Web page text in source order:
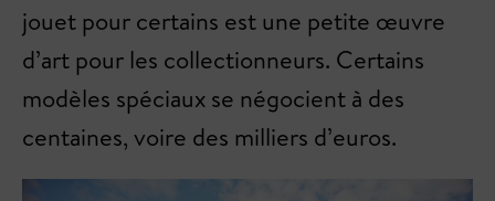
jouet pour certains est une petite œuvre
d’art pour les collectionneurs. Certains
modèles spéciaux se négocient à des
centaines, voire des milliers d’euros.